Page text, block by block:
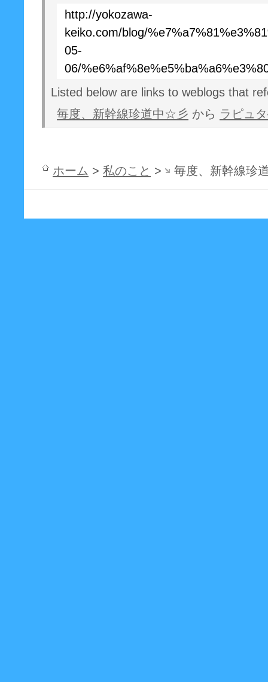
http://yokozawa-
keiko.com/blog/
05-
06/
Listed below are links to weblogs that
毎度、新幹線珍道中☆彡 から ラピュ
ホーム > 私のこと > 毎度、新幹線珍